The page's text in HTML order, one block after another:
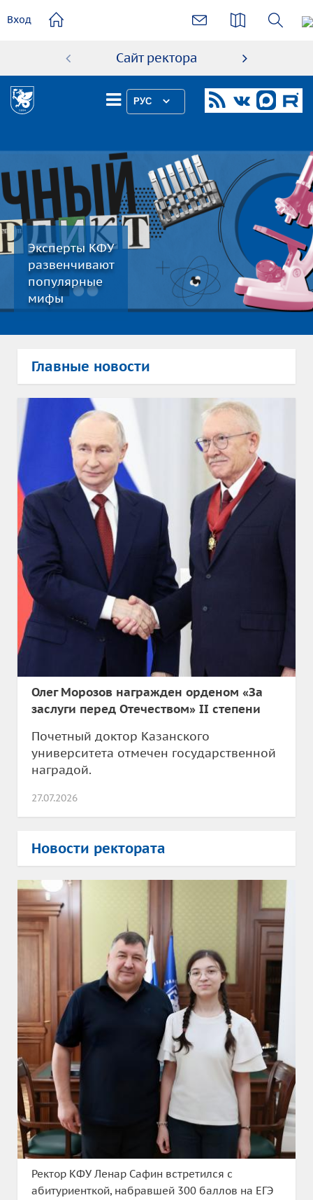
содержанию
Вход
Сайт ректора
РУС
Эксперты КФУ
развенчивают
популярные
мифы
Главные новости
Олег Морозов награжден орденом «За
заслуги перед Отечеством» II степени
Почетный доктор Казанского
университета отмечен государственной
наградой.
27.07.2026
Новости ректората
Ректор КФУ Ленар Сафин встретился с
абитуриенткой, набравшей 300 баллов на ЕГЭ